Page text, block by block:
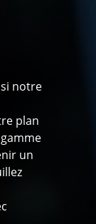
notre
plan
un